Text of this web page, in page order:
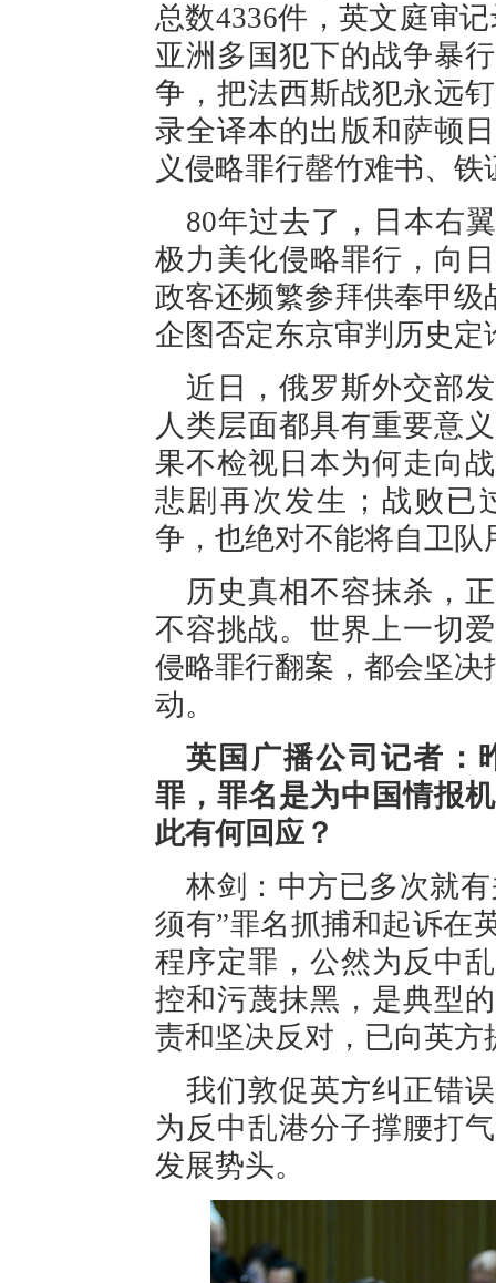
总数4336件，英文庭审
亚洲多国犯下的战争暴
争，把法西斯战犯永远
录全译本的出版和萨顿
义侵略罪行罄竹难书、铁
80年过去了，日本右
极力美化侵略罪行，向
政客还频繁参拜供奉甲级
企图否定东京审判历史
近日，俄罗斯外交部
人类层面都具有重要意
果不检视日本为何走向
悲剧再次发生；战败已
争，也绝对不能将自卫队
历史真相不容抹杀，
不容挑战。世界上一切
侵略罪行翻案，都会坚决
动。
英国广播公司记者：
罪，罪名是为中国情报
此有何回应？
林剑：中方已多次就
须有”罪名抓捕和起诉在
程序定罪，公然为反中
控和污蔑抹黑，是典型
责和坚决反对，已向英方
我们敦促英方纠正错
为反中乱港分子撑腰打
发展势头。